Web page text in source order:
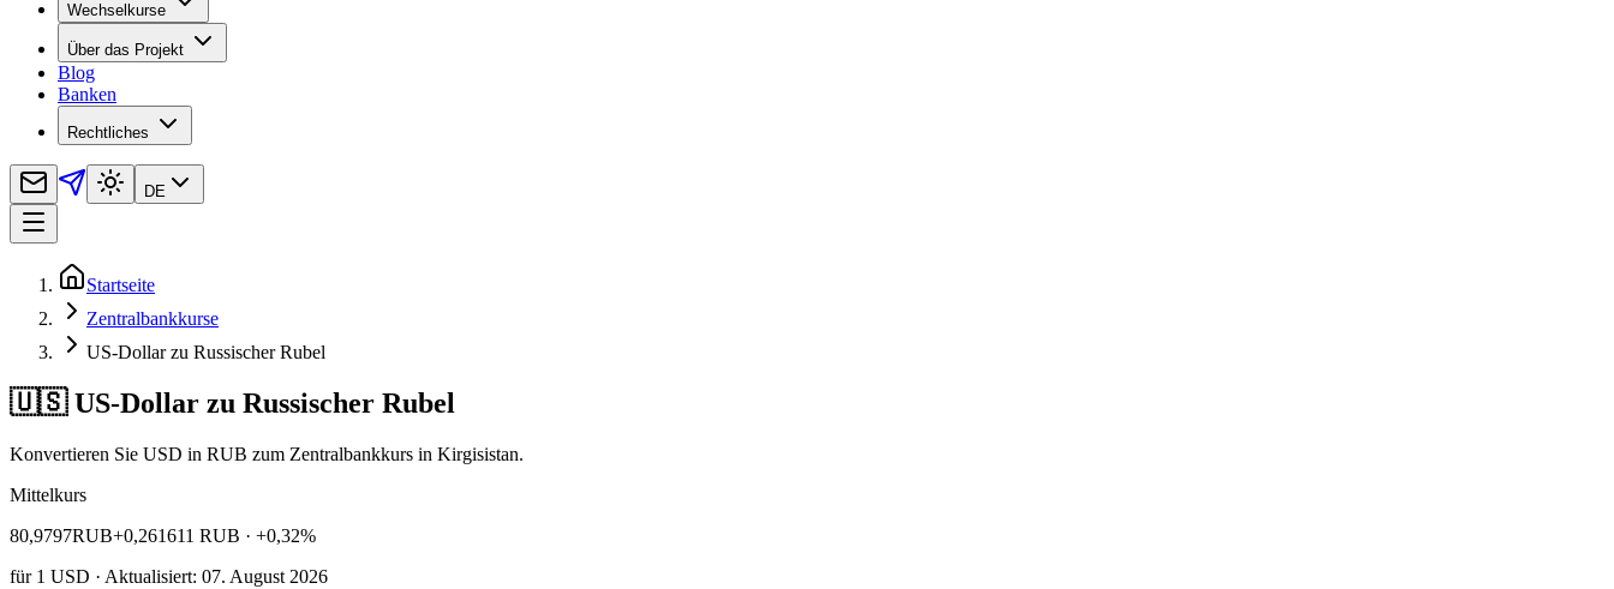
Wechselkurse
Über das Projekt
Blog
Banken
Rechtliches
DE
Startseite
Zentralbankkurse
US-Dollar zu Russischer Rubel
🇺🇸 US-Dollar zu Russischer Rubel
Konvertieren Sie USD in RUB zum Zentralbankkurs in Kirgisistan.
Mittelkurs
80,9797RUB+0,261611 RUB · +0,32%
für1 USD · Aktualisiert: 07. August 2026